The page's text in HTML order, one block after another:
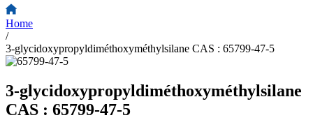
Home
/
3-glycidoxypropyldiméthoxyméthylsilane CAS : 65799-47-5
3-glycidoxypropyldiméthoxyméthylsilane
CAS : 65799-47-5